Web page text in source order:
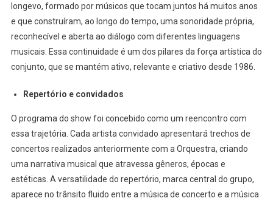
longevo, formado por músicos que tocam juntos há muitos anos
e que construíram, ao longo do tempo, uma sonoridade própria,
reconhecível e aberta ao diálogo com diferentes linguagens
musicais. Essa continuidade é um dos pilares da força artística do
conjunto, que se mantém ativo, relevante e criativo desde 1986.
Repertório e convidados
O programa do show foi concebido como um reencontro com
essa trajetória. Cada artista convidado apresentará trechos de
concertos realizados anteriormente com a Orquestra, criando
uma narrativa musical que atravessa gêneros, épocas e
estéticas. A versatilidade do repertório, marca central do grupo,
aparece no trânsito fluido entre a música de concerto e a música